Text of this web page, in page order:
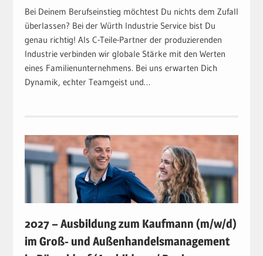
Bei Deinem Berufseinstieg möchtest Du nichts dem Zufall
überlassen? Bei der Würth Industrie Service bist Du
genau richtig! Als C-Teile-Partner der produzierenden
Industrie verbinden wir globale Stärke mit den Werten
eines Familienunternehmens. Bei uns erwarten Dich
Dynamik, echter Teamgeist und…
2027 – Ausbildung zum Kaufmann (m/w/d)
im Groß- und Außenhandelsmanagement